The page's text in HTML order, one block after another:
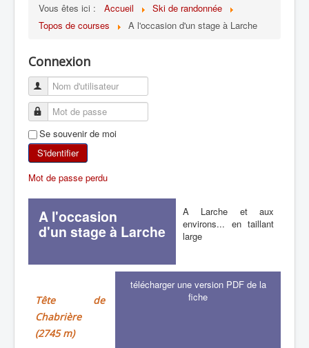
TOUT SUR LE GUMS
ESCALADE
ALPINISME
SKI DE RANDONNÉE
RANDONNÉE SPORTIVE
Vous êtes ici : Accueil
Ski de randonnée
Topos de courses
A l'occasion d'un stage à Larche
Connexion
Se souvenir de moi
S'identifier
Mot de passe perdu
A l'occasion
d'un stage à Larche
A Larche et aux
environs... en taillant
large
télécharger une version PDF de la
fiche
Tête de
Chabrière
(2745 m)